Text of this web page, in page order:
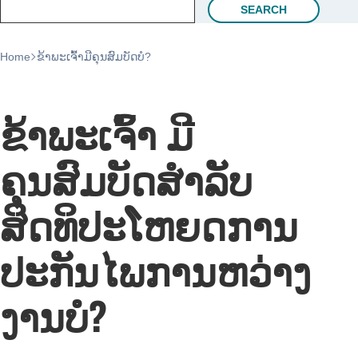
SEARCH
Home ຂ້າພະເຈົ້າມີຄຸນສົມບັດບໍ?
ຂ້າພະເຈົ້າ ມີ
ຄຸນສົມບັດສຳລັບ
ສິດທິປະໂຫຍດການ
ປະກັນໄພການຫວ່າງ
ງານບໍ?